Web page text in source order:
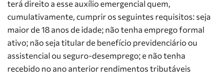
terá direito a esse auxílio emergencial quem,
cumulativamente, cumprir os seguintes requisitos: seja
maior de 18 anos de idade; não tenha emprego formal
ativo; não seja titular de benefício previdenciário ou
assistencial ou seguro-desemprego; e não tenha
recebido no ano anterior rendimentos tributáveis